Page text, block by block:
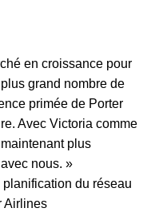
en croissance pour
grand nombre de
primée de Porter
Avec Victoria comme
plus
nous. »
du réseau
Airlines